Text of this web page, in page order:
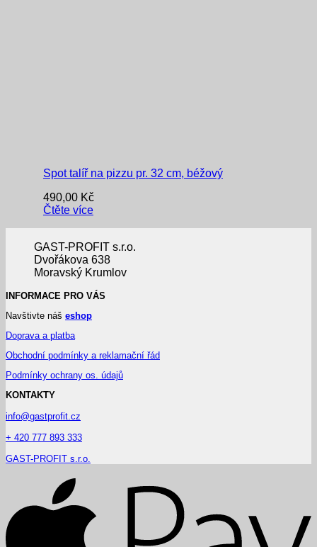
Spot talíř na pizzu pr. 32 cm, béžový
490,00 Kč
Čtěte více
GAST-PROFIT s.r.o.
Dvořákova 638
Moravský Krumlov
INFORMACE PRO VÁS
Navštivte náš eshop
Doprava a platba
Obchodní podmínky a reklamační řád
Podmínky ochrany os. údajů
KONTAKTY
info@gastprofit.cz
+ 420 777 893 333
GAST-PROFIT s.r.o.